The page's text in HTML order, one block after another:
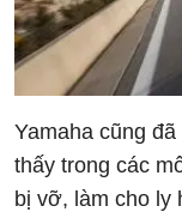
Yamaha cũng
thấy trong các
bị vỡ, làm cho ly